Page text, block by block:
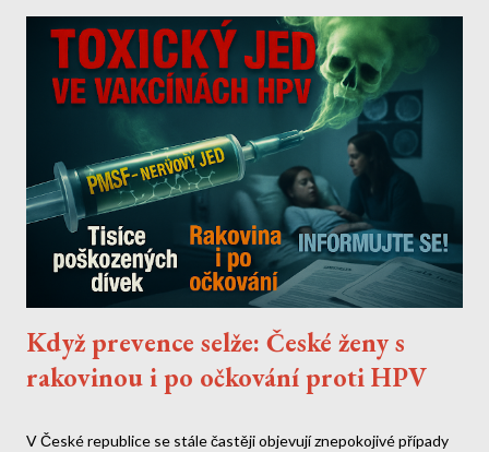
Když prevence selže: České ženy s
rakovinou i po očkování proti HPV
V České republice se stále častěji objevují znepokojivé případy